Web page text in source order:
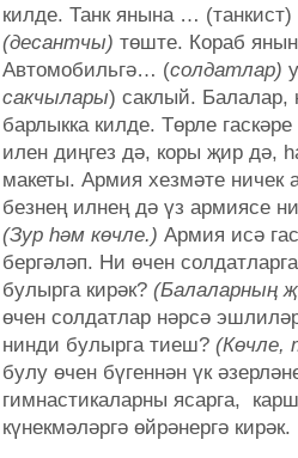
килде. Танк янына …
(десантчы) төште. Кораб
Автомобильгә… (солдатлар)
сакчылары) саклый. Балалар,
барлыкка килде. Төрле
илен диңгез дә, коры җир дә,
макеты. Армия хезмәте ничек
безнең илнең дә үз армиясе
(Зур һәм көчле.) Армия исә
бергәләп. Ни өчен
булырга кирәк? (Балаларның
өчен солдатлар нәрсә
нинди булырга тиеш? (Көчле,
булу өчен бүгеннән үк
гимнастикаларны ясарга,
күнекмәләргә өйрәнергә кирәк.